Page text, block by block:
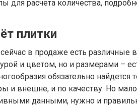
плитки
в продаже есть различные
и цветом, но и размерами –
обязательно найдется
и внешне, и по качеству. Но
данными, нужно и